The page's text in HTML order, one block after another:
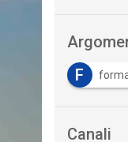
F
Canali